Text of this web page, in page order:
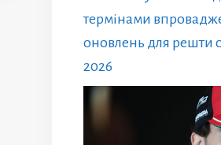
термінами
оновлень для решти
2026